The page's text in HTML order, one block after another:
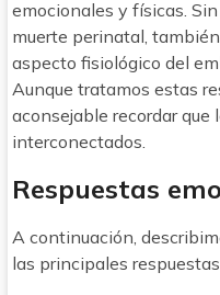
emocionales y físicas.
muerte perinatal,
aspecto fisiológico del
Aunque tratamos estas
aconsejable recordar
interconectados.
Respuestas
A continuación,
las principales